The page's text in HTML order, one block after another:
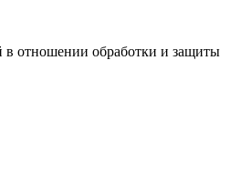
в отношении обработки и защиты